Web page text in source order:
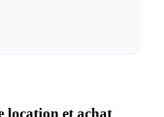
location et achat